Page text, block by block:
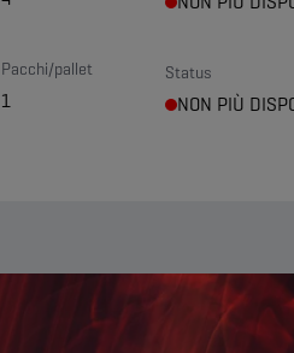
Pacchi/pallet
1
Status
NON PIÙ